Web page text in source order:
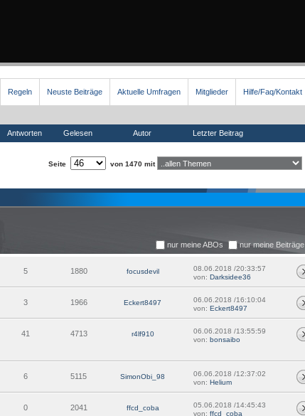
Regeln Neuste Beiträge Aktuelle Umfragen Mitglieder Hilfe/Faq/Kontakt
Antworten Gelesen Autor Letzter Beitrag
Seite von 1470 mit
nur meine ABOs nur meine Beiträge
5 1880 focusdevil
08.06.2018 /20:33:57
von: Darksidee36
3 1966 Eckert8497
06.06.2018 /16:10:04
von: Eckert8497
41 4713 r4lf910
06.06.2018 /13:55:59
von: bonsaibo
6 5115 SimonObi_98
06.06.2018 /12:37:02
von: Helium
0 2041 ffcd_coba
05.06.2018 /14:45:43
von: ffcd_coba